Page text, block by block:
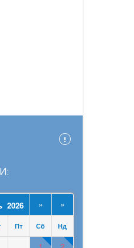
2026 » »
Пт Сб Нд